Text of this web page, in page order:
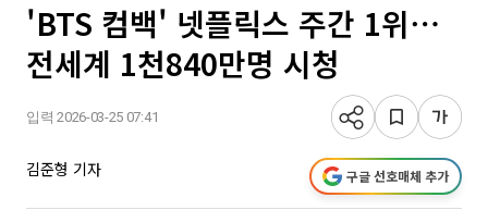
'BTS 컴백' 넷플릭스 주간 1위⋯
전세계 1천840만명 시청
입력 2026-03-25 07:41
김준형 기자 구글 선호매체 추가